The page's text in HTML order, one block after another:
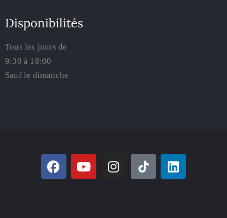
Disponibilités
Tous les jours de
9:30 à 18:00
Sauf le dimanche